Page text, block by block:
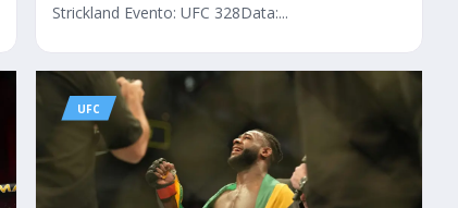
Strickland Evento: UFC 328Data:...
UFC